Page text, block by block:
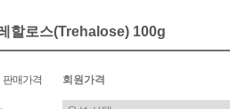
할로스(Trehalose) 100g
판매가격 회원가격